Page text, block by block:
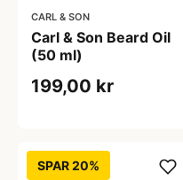
CARL & SON
Carl & Son Beard Oil
(50 ml)
199,00 kr
SPAR 20%